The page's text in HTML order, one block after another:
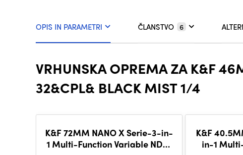
OPIS IN PARAMETRI ČLANSTVO 6
VRHUNSKA OPREMA ZA K&F
32&CPL& BLACK MIST 1/4
K&F 72MM NANO X Serie-3-in-
1 Multi-Function Variable ND2-
K&F
in-1